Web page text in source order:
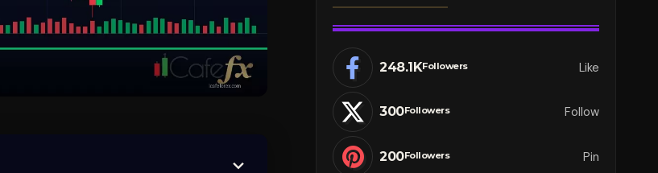
248.1KFollowers Like
300Followers Follow
200Followers Pin